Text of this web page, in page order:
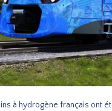
à hydrogène français ont